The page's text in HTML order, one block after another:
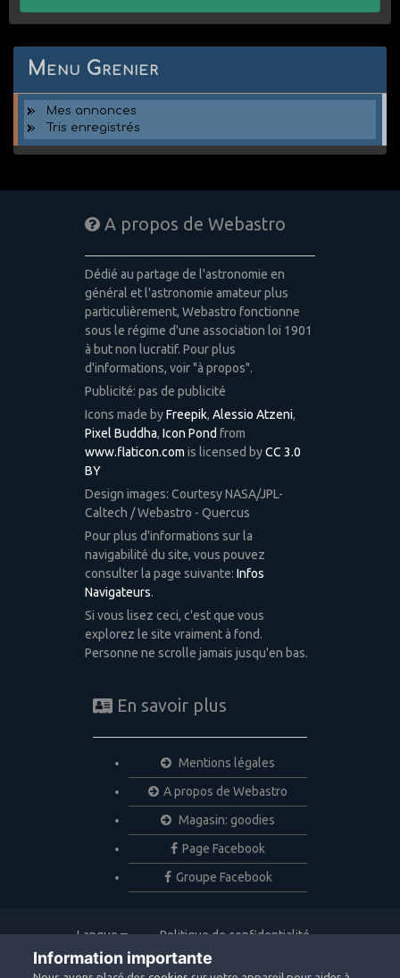
Menu Grenier
Mes annonces
Tris enregistrés
A propos de Webastro
Dédié au partage de l'astronomie en
général et l'astronomie amateur plus
particulièrement, Webastro fonctionne
sous le régime d'une association loi 1901
à but non lucratif. Pour plus
d'informations, voir "à propos".
Publicité: pas de publicité
Icons made byFreepik, Alessio Atzeni,
Pixel Buddha, Icon Pond from
www.flaticon.com is licensed byCC 3.0
BY
Design images: Courtesy NASA/JPL-
Caltech / Webastro - Quercus
Pour plus d'informations sur la
navigabilité du site, vous pouvez
consulter la page suivante: Infos
Navigateurs.
Si vous lisez ceci, c'est que vous
explorez le site vraiment à fond.
Personne ne scrolle jamais jusqu'en bas.
En savoir plus
Mentions légales
A propos de Webastro
Magasin: goodies
Page Facebook
Groupe Facebook
Langue
Politique de confidentialité
Nous contacter
Copyright © 2020 Webastro
Information importante